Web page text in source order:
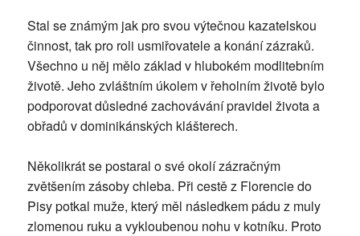
Stal se známým jak pro svou výtečnou kazatelskou
činnost, tak pro roli usmiřovatele a konání zázraků.
Všechno u něj mělo základ v hlubokém modlitebním
životě. Jeho zvláštním úkolem v řeholním životě bylo
podporovat důsledné zachovávání pravidel života a
obřadů v dominikánských klášterech.
Několikrát se postaral o své okolí zázračným
zvětšením zásoby chleba. Při cestě z Florencie do
Pisy potkal muže, který měl následkem pádu z muly
zlomenou ruku a vykloubenou nohu v kotníku. Proto